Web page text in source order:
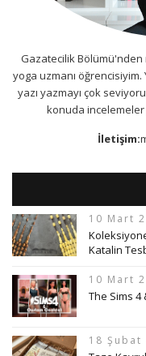
Gazatecilik Bölümü'nden
yoga uzmanı
yazı yazmayı çok
konuda incelemeler
İletişim:
10 Mart
Katalin
10 Mart
The Sims 4
18 Şubat